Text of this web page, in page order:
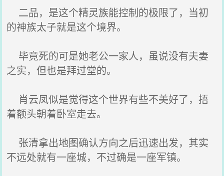
二品，是这个精灵族能控制的极限了，当初
的神族太子就是这个境界。
毕竟死的可是她老公一家人，虽说没有夫妻
之实，但也是拜过堂的。
肖云凤似是觉得这个世界有些不美好了，捂
着额头朝着卧室走去。
张清拿出地图确认方向之后迅速出发，其实
不远处就有一座城，不过确是一座军镇。